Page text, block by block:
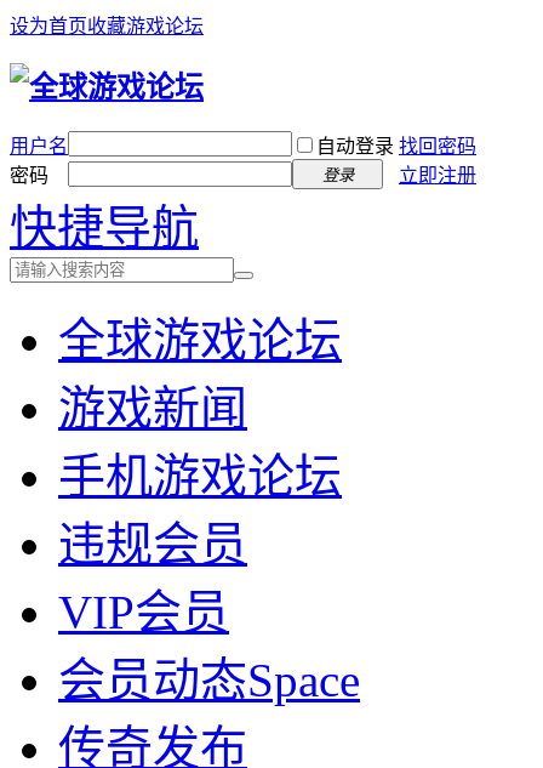
设为首页收藏游戏论坛
用户名 自动登录 找回密码
密码
登录 立即注册
快捷导航
全球游戏论坛
游戏新闻
手机游戏论坛
违规会员
VIP会员
会员动态Space
传奇发布